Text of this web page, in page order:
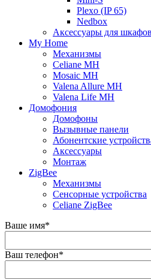
Plexo (IP 65)
Nedbox
Аксессуары для шкафов
My Home
Механизмы
Celiane MH
Mosaic MH
Valena Allure MH
Valena Life MH
Домофония
Домофоны
Вызывные панели
Абонентские
Аксессуары
Монтаж
ZigBee
Механизмы
Сенсорные устройства
Celiane ZigBee
Ваше имя*
Ваш телефон*